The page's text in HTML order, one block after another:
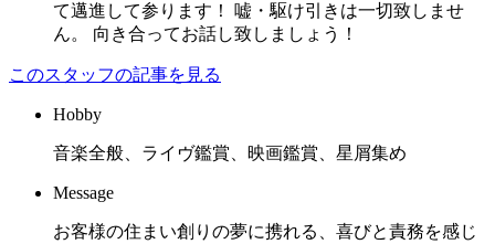
て邁進して参ります！ 嘘・駆け引きは一切致しませ
ん。 向き合ってお話し致しましょう！
このスタッフの記事を見る
Hobby
音楽全般、ライヴ鑑賞、映画鑑賞、星屑集め
Message
お客様の住まい創りの夢に携れる、喜びと責務を感じ